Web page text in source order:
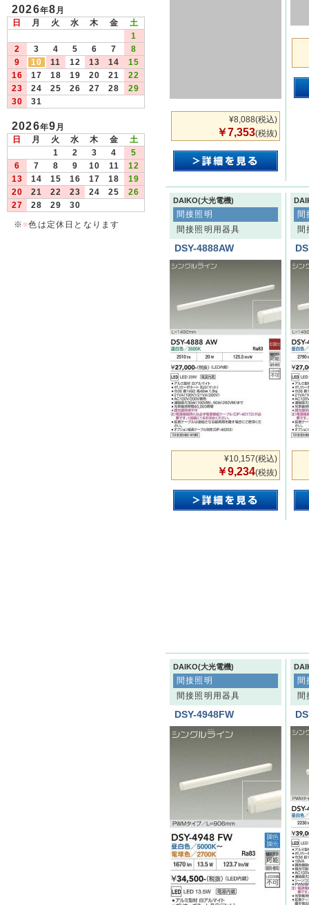
¥8,088(税込)
￥7,353(税抜)
DAIKO(大光電機)
間接照明
間接照明用器具
DSY-4888AW
¥10,157(税込)
￥9,234(税抜)
間
間
DAIKO(大光電機)
間接照明
間接照明用器具
DSY-4948FW
間
間
2026年8月
日
月 火 水 木 金
土
1
2
3 4 5 6 7
8
9
10 11 12 13 14
15
16
17 18 19 20 21
22
23
24 25 26 27 28
29
30
31
2026年9月
日
月 火 水 木 金
土
1
2 3 4
5
6
7 8 9 10 11
12
13
14 15 16 17 18
19
20
21 22 23 24 25
26
27
28 29
30
※ ■色は定休日となります